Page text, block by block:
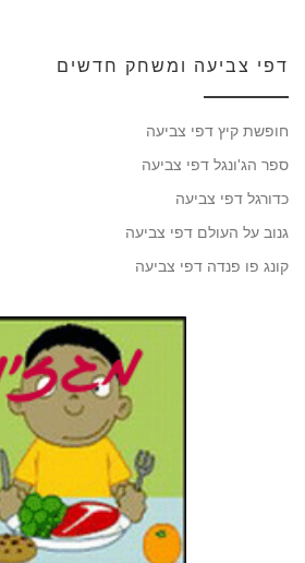
דפי צביעה ומשחק חדשים
חופשת קיץ דפי צביעה
ספר הג'ונגל דפי צביעה
כדורגל דפי צביעה
גנוב על העולם דפי צביעה
קונג פו פנדה דפי צביעה